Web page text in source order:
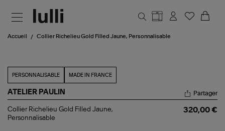
Accueil Collier Richelieu Gold Filled Jaune, Personnalisable
PERSONNALISABLE MADE IN FRANCE
ATELIER PAULIN
Collier
Richelieu
Partager
Collier Richelieu Gold Filled Jaune,
Personnalisable
320,00 €